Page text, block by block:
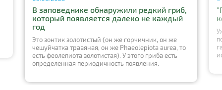
В заповеднике обнаружили редкий гриб,
который появляется далеко не каждый
год
Это зонтик золотистый (он же горчичник, он же
чешуйчатка травяная, он же Phaeolepiota aurea, то
есть феолепиота золотистая). У этого гриба есть
определенная периодичность появления.